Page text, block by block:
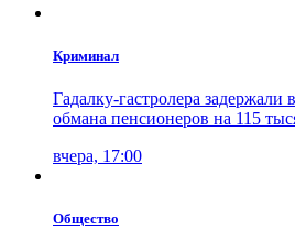
Криминал
Гадалку-гастролера
обмана пенсионеров на 115
вчера, 17:00
Общество